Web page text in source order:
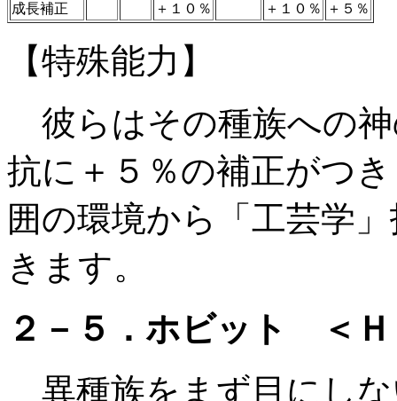
成長補正
＋１０％ ＋１０％ ＋５％
【特殊能力】
彼らはその種族への
抗に＋５％の補正がつ
囲の環境から「工芸学
きます。
２－５．ホビット ＜Ｈ
異種族をまず目にし